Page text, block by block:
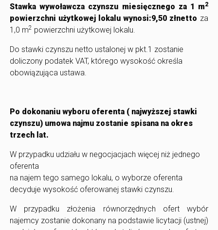
Stawka wywoławcza czynszu miesięcznego za 1 m2
powierzchni użytkowej lokalu wynosi:9,50 złnetto za
1,0 m2 powierzchni użytkowej lokalu.
Do stawki czynszu netto ustalonej w pkt.1 zostanie
doliczony podatek VAT, którego wysokość określa
obowiązująca ustawa.
Po dokonaniu wyboru oferenta ( najwyższej stawki
czynszu) umowa najmu zostanie spisana na okres
trzech lat.
W przypadku udziału w negocjacjach więcej niż jednego
oferenta
na najem tego samego lokalu, o wyborze oferenta
decyduje wysokość oferowanej stawki czynszu.
W przypadku złożenia równorzędnych ofert wybór
najemcy zostanie dokonany na podstawie licytacji (ustnej)